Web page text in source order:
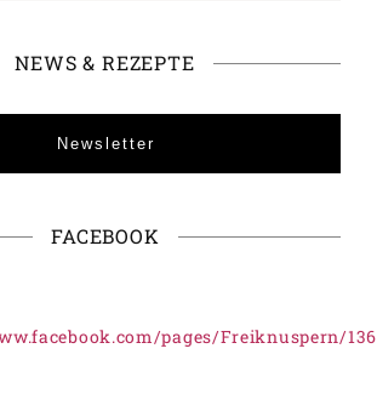
NEWS & REZEPTE
Newsletter
FACEBOOK
pages/Freiknuspern/